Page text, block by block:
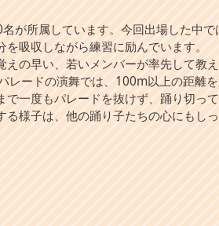
所属しています。今回出場した中
吸収しながら練習に励んでいます。
の早い、若いメンバーが率先して教
レードの演舞では、100m以上の距離
一度もパレードを抜けず、踊り切っ
様子は、他の踊り子たちの心にもしっ